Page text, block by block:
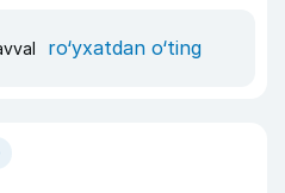
ro‘yxatdan o‘ting